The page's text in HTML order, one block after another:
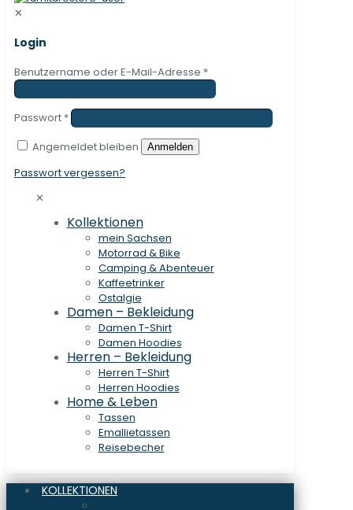
✕
Login
Benutzername oder E-Mail-Adresse *
Passwort *
Angemeldet bleiben
Anmelden
Passwort vergessen?
✕
Kollektionen
mein Sachsen
Motorrad & Bike
Camping & Abenteuer
Kaffeetrinker
Ostalgie
Damen – Bekleidung
Damen T-Shirt
Damen Hoodies
Herren – Bekleidung
Herren T-Shirt
Herren Hoodies
Home & Leben
Tassen
Emallietassen
Reisebecher
KOLLEKTIONEN